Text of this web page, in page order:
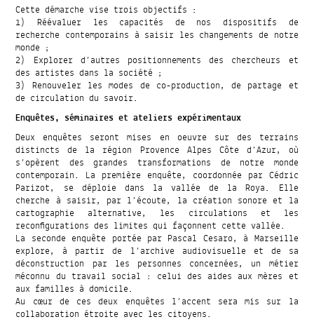
Cette démarche vise trois objectifs :
1) Réévaluer les capacités de nos dispositifs de
recherche contemporains à saisir les changements de notre
monde ;
2) Explorer d’autres positionnements des chercheurs et
des artistes dans la société ;
3) Renouveler les modes de co-production, de partage et
de circulation du savoir.
Enquêtes, séminaires et ateliers expérimentaux
Deux enquêtes seront mises en oeuvre sur des terrains
distincts de la région Provence Alpes Côte d’Azur, où
s’opèrent des grandes transformations de notre monde
contemporain. La première enquête, coordonnée par Cédric
Parizot, se déploie dans la vallée de la Roya. Elle
cherche à saisir, par l’écoute, la création sonore et la
cartographie alternative, les circulations et les
reconfigurations des limites qui façonnent cette vallée.
La seconde enquête portée par Pascal Cesaro, à Marseille
explore, à partir de l’archive audiovisuelle et de sa
déconstruction par les personnes concernées, un métier
méconnu du travail social : celui des aides aux mères et
aux familles à domicile.
Au cœur de ces deux enquêtes l’accent sera mis sur la
collaboration étroite avec les citoyens.